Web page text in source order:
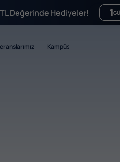
Değerinde Hediyeler! 1
Kampüs